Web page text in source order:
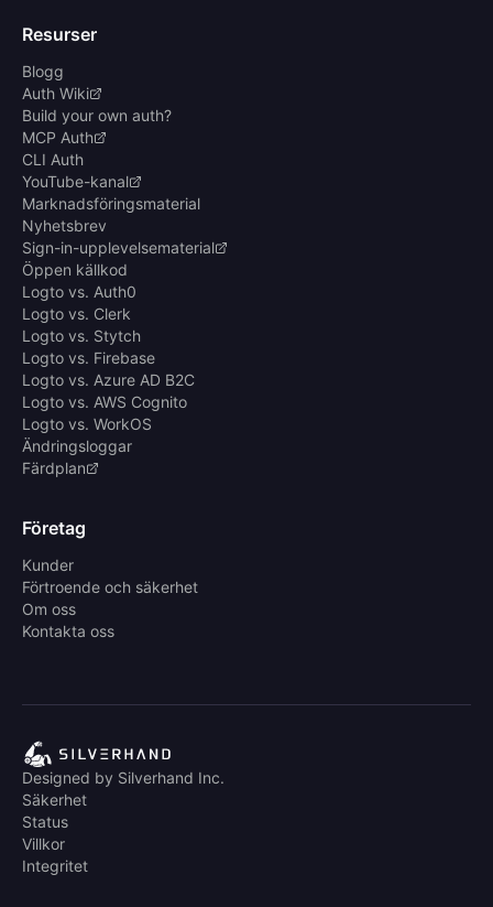
Resurser
Blogg
Auth Wiki
Build your own auth?
MCP Auth
CLI Auth
YouTube-kanal
Marknadsföringsmaterial
Nyhetsbrev
Sign-in-upplevelsematerial
Öppen källkod
Logto vs. Auth0
Logto vs. Clerk
Logto vs. Stytch
Logto vs. Firebase
Logto vs. Azure AD B2C
Logto vs. AWS Cognito
Logto vs. WorkOS
Ändringsloggar
Färdplan
Företag
Kunder
Förtroende och säkerhet
Om oss
Kontakta oss
Designed by Silverhand Inc.
Säkerhet
Status
Villkor
Integritet